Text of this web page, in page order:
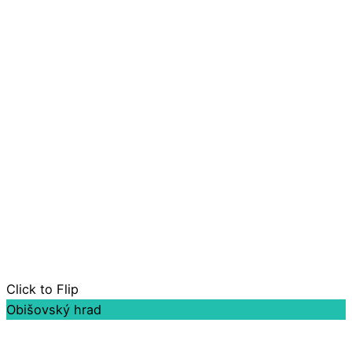
Click to Flip
Obišovský hrad